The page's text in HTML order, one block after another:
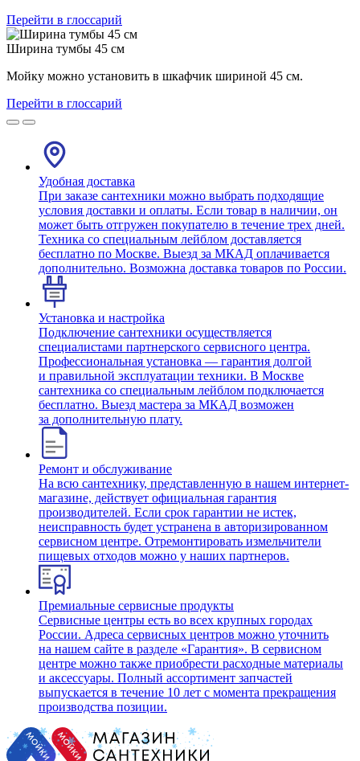
Перейти в глоссарий
Ширина тумбы 45 см
Мойку можно установить в шкафчик шириной 45 см.
Перейти в глоссарий
Удобная доставка
При заказе сантехники можно выбрать подходящие
условия доставки и оплаты. Если товар в наличии, он
может быть отгружен покупателю в течение трех дней.
Техника со специальным лейблом доставляется
бесплатно по Москве. Выезд за МКАД оплачивается
дополнительно. Возможна доставка товаров по России.
Установка и настройка
Подключение сантехники осуществляется
специалистами партнерского сервисного центра.
Профессиональная установка — гарантия долгой
и правильной эксплуатации техники. В Москве
сантехника со специальным лейблом подключается
бесплатно. Выезд мастера за МКАД возможен
за дополнительную плату.
Ремонт и обслуживание
На всю сантехнику, представленную в нашем интернет-
магазине, действует официальная гарантия
производителей. Если срок гарантии не истек,
неисправность будет устранена в авторизированном
сервисном центре. Отремонтировать измельчители
пищевых отходов можно у наших партнеров.
Премиальные сервисные продукты
Сервисные центры есть во всех крупных городах
России. Адреса сервисных центров можно уточнить
на нашем сайте в разделе «Гарантия». В сервисном
центре можно также приобрести расходные материалы
и аксессуары. Полный ассортимент запчастей
выпускается в течение 10 лет с момента прекращения
производства позиции.